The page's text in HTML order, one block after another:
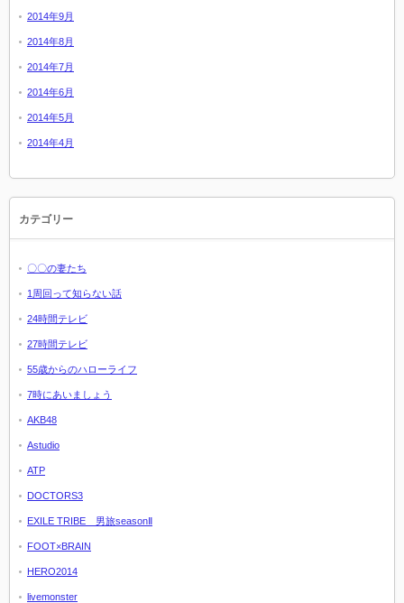
2014年9月
2014年8月
2014年7月
2014年6月
2014年5月
2014年4月
カテゴリー
〇〇の妻たち
1周回って知らない話
24時間テレビ
27時間テレビ
55歳からのハローライフ
7時にあいましょう
AKB48
Astudio
ATP
DOCTORS3
EXILE TRIBE 男旅seasonⅡ
FOOT×BRAIN
HERO2014
livemonster